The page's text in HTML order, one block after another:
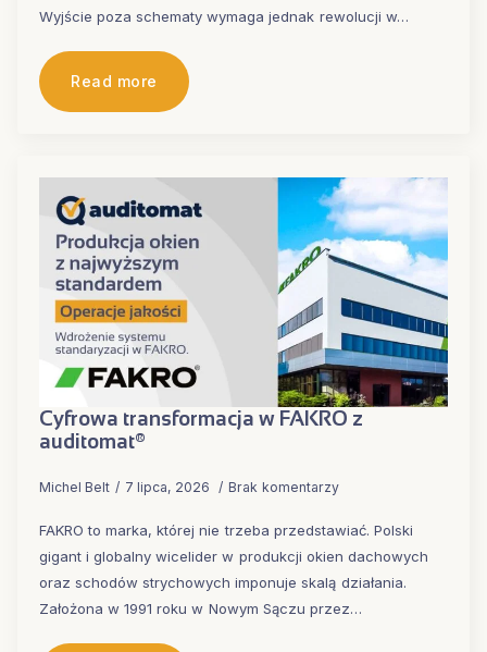
Wyjście poza schematy wymaga jednak rewolucji w…
Read more
Cyfrowa transformacja w FAKRO z
auditomat®
Michel Belt 7 lipca, 2026 Brak komentarzy
FAKRO to marka, której nie trzeba przedstawiać. Polski
gigant i globalny wicelider w produkcji okien dachowych
oraz schodów strychowych imponuje skalą działania.
Założona w 1991 roku w Nowym Sączu przez…